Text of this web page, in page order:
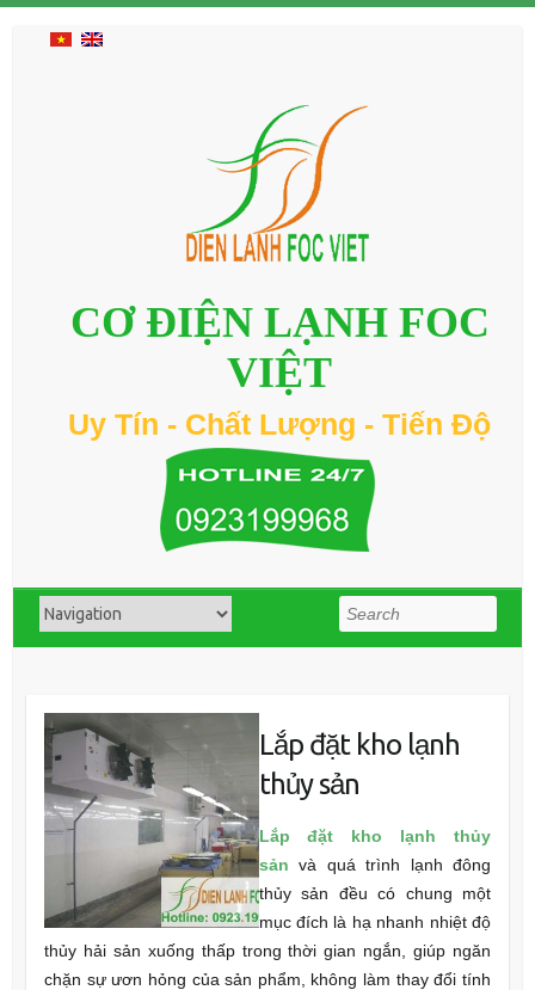
CƠ ĐIỆN LẠNH FOC
VIỆT
Uy Tín - Chất Lượng - Tiến Độ
Search
Lắp đặt kho lạnh
thủy sản
Lắp đặt kho lạnh thủy
sản và quá trình lạnh đông
thủy sản đều có chung một
mục đích là hạ nhanh nhiệt độ
thủy hải sản xuống thấp trong thời gian ngắn, giúp ngăn
chặn sự ươn hỏng của sản phẩm, không làm thay đổi tính